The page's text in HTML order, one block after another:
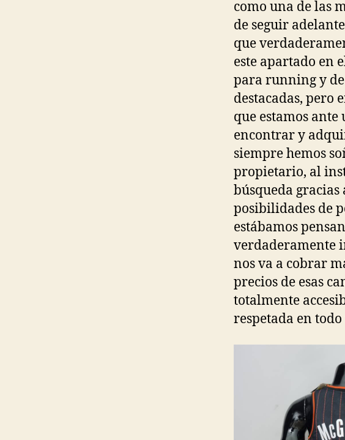
como una de las
de seguir
que
este apartado en
para running y
destacadas, pero
que estamos
encontrar y
siempre hemos
propietario, al
búsqueda gracias
posibilidades de
estábamos
verdaderamente
nos va a cobrar
precios de esas
totalmente
respetada en